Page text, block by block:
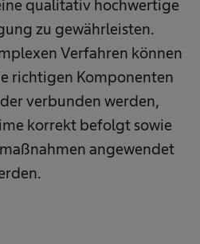
qualitativ hochwertige
zu gewährleisten.
Verfahren können
richtigen Komponenten
verbunden werden,
korrekt befolgt sowie
angewendet